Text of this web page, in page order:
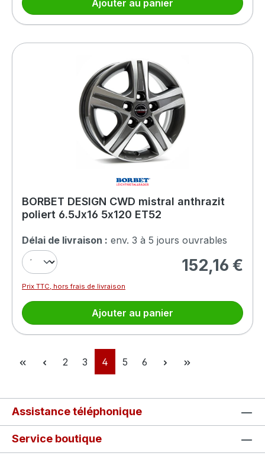
Ajouter au panier
BORBET DESIGN CWD mistral anthrazit
poliert 6.5Jx16 5x120 ET52
Délai de livraison : env. 3 à 5 jours ouvrables
Prix régulier :
152,16 €
Prix TTC, hors frais de livraison
Ajouter au panier
Page
2 Page
3 Page
4 Page
5 Page
6
Assistance téléphonique
Service boutique